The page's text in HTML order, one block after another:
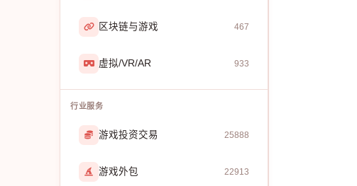
区块链与游戏 467
虚拟/VR/AR 933
行业服务
游戏投资交易 25888
游戏外包 22913